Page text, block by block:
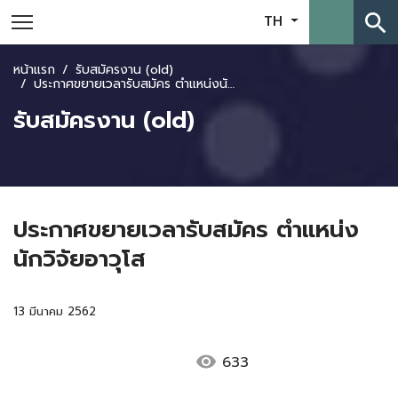
TH search
หน้าแรก รับสมัครงาน (old)
ประกาศขยายเวลารับสมัคร ตำแหน่งนักวิจัยอาวุโส
รับสมัครงาน (old)
ประกาศขยายเวลารับสมัคร ตำแหน่ง
นักวิจัยอาวุโส
13 มีนาคม 2562
visibility 633